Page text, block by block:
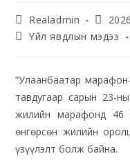
Realadmin
Үйл явдлын мэдээ
“Улаанбаатар
тавдугаар сарын 23-
жилийн марафонд 46
өнгөрсөн жилийн
үзүүлэлт болж байна.